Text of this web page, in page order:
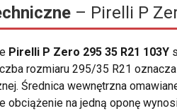
– Pirelli P
Pirelli P Zero 295 35 R21 103Y
rozmiaru 295/35 R21
Średnica wewnętrzna
obciążenie na jedną oponę